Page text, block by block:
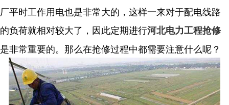
厂平时工作用电也是非常大的，这样一来对于配电线路
的负荷就相对较大了，因此定期进行河北电力工程抢修
是非常重要的。那么在抢修过程中都需要注意什么呢？